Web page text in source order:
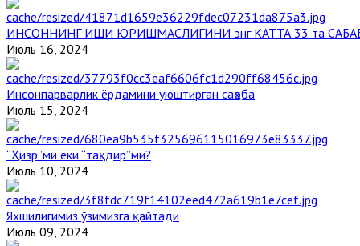
ИНСОННИНГ ИШИ ЮРИШМАСЛИГИНИ энг КАТТА 33 та
Июль 16, 2024
Инсонпарварлик ёрдамини уюштирган саҳоба
Июль 15, 2024
“Ҳизр”ми ёки “тақдир”ми?
Июль 10, 2024
Яхшилигимиз ўзимизга қайтади
Июль 09, 2024